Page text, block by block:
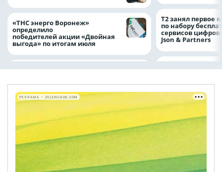
«ТНС энерго Воронеж»
определило
победителей акции «Двойная
выгода» по итогам июля
Т2 занял первое
по набору
сервисов
Json & Partners
РЕКЛАМА • ZELENCHUK.COM